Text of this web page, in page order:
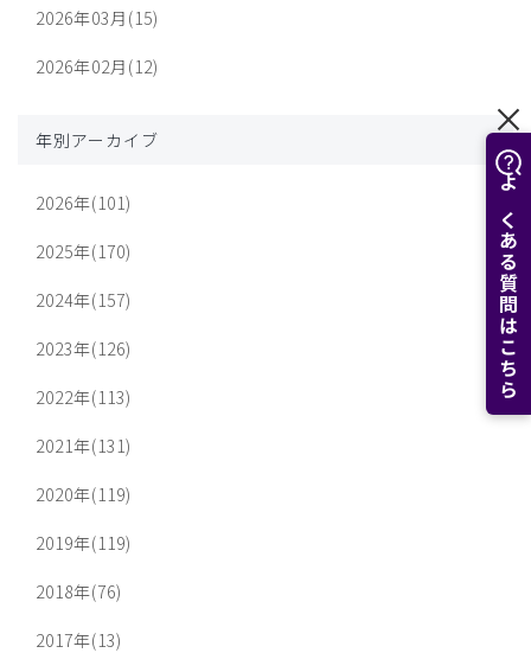
よくある質問はこちら
2026年03月(15)
2026年02月(12)
年別アーカイブ
2026年(101)
2025年(170)
2024年(157)
2023年(126)
2022年(113)
2021年(131)
2020年(119)
2019年(119)
2018年(76)
2017年(13)